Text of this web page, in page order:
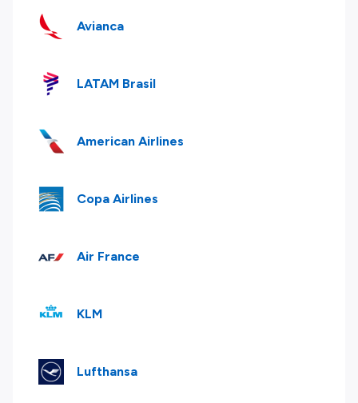
Avianca
LATAM Brasil
American Airlines
Copa Airlines
Air France
KLM
Lufthansa